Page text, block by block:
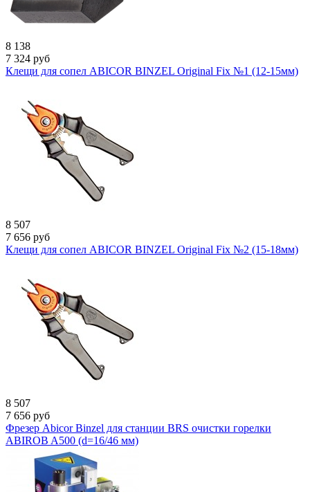
8 138
7 324 руб
Клещи для сопел ABICOR BINZEL Original Fix №1 (12-15мм)
8 507
7 656 руб
Клещи для сопел ABICOR BINZEL Original Fix №2 (15-18мм)
8 507
7 656 руб
Фрезер Abicor Binzel для станции BRS очистки горелки
ABIROB A500 (d=16/46 мм)